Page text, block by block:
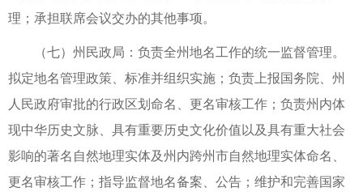
理；承担联席会议交办的其他事项。
（七）州民政局：负责全州地名工作的统一监督管理。
拟定地名管理政策、标准并组织实施；负责上报国务院、州
人民政府审批的行政区划命名、更名审核工作；负责州内体
现中华历史文脉、具有重要历史文化价值以及具有重大社会
影响的著名自然地理实体及州内跨州市自然地理实体命名、
更名审核工作；指导监督地名备案、公告；维护和完善国家